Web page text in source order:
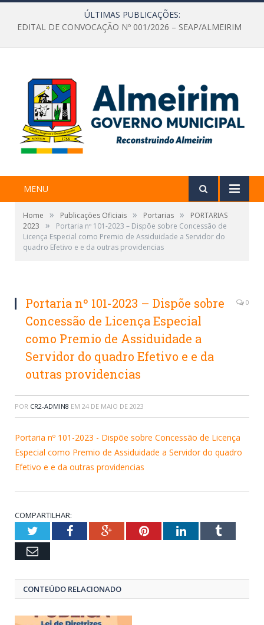
ÚLTIMAS PUBLICAÇÕES:
EDITAL DE CONVOCAÇÃO Nº 001/2026 – SEAP/ALMEIRIM
MENU
Home » Publicações Oficiais » Portarias »
PORTARIAS
2023
»
Portaria nº 101-2023 – Dispõe sobre Concessão de
Licença Especial como Premio de Assiduidade a Servidor do
quadro Efetivo e e da outras providencias
Portaria nº 101-2023 – Dispõe sobre
Concessão de Licença Especial
como Premio de Assiduidade a
Servidor do quadro Efetivo e e da
outras providencias
0
POR CR2-ADMIN8 EM 24 DE MAIO DE 2023
Portaria nº 101-2023 - Dispõe sobre Concessão de Licença
Especial como Premio de Assiduidade a Servidor do quadro
Efetivo e e da outras providencias
COMPARTILHAR:
TwitterFacebookGoogle+PinterestLinkedInTumblr
Email
CONTEÚDO RELACIONADO